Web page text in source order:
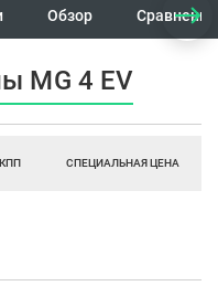
Обзор
MG 4 EV
СПЕЦИАЛЬНАЯ ЦЕНА